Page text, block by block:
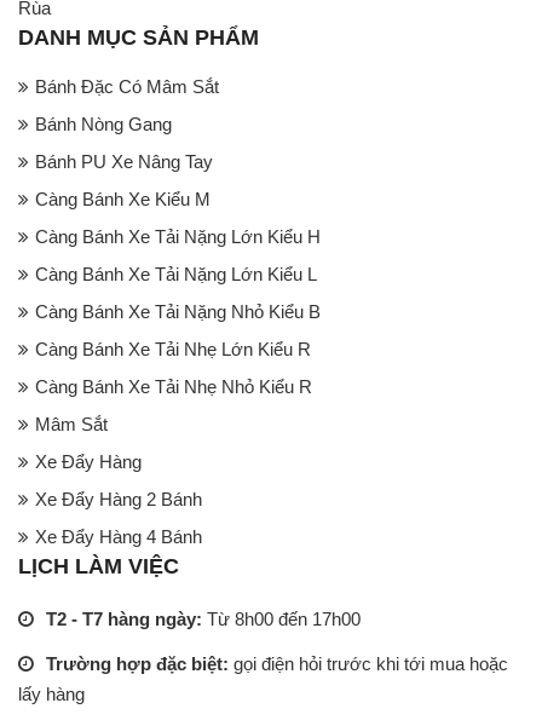
Rùa
DANH MỤC SẢN PHẨM
Bánh Đặc Có Mâm Sắt
Bánh Nòng Gang
Bánh PU Xe Nâng Tay
Càng Bánh Xe Kiểu M
Càng Bánh Xe Tải Nặng Lớn Kiểu H
Càng Bánh Xe Tải Nặng Lớn Kiểu L
Càng Bánh Xe Tải Nặng Nhỏ Kiểu B
Càng Bánh Xe Tải Nhẹ Lớn Kiểu R
Càng Bánh Xe Tải Nhẹ Nhỏ Kiểu R
Mâm Sắt
Xe Đẩy Hàng
Xe Đẩy Hàng 2 Bánh
Xe Đẩy Hàng 4 Bánh
LỊCH LÀM VIỆC
T2 - T7 hàng ngày: Từ 8h00 đến 17h00
Trường hợp đặc biệt: gọi điện hỏi trước khi tới mua hoặc
lấy hàng